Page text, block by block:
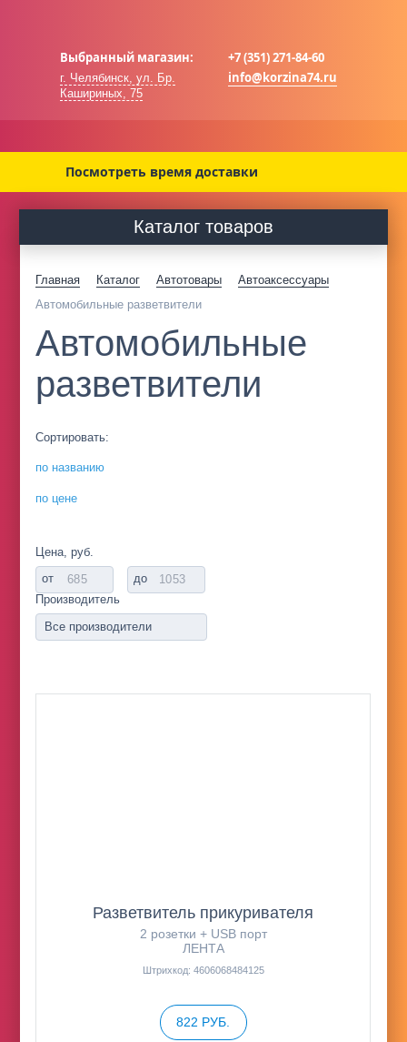
Выбранный магазин:
г. Челябинск, ул. Бр.
Кашириных, 75
+7 (351) 271-84-60
info@korzina74.ru
Посмотреть время доставки
Каталог товаров
Главная Каталог Автотовары
Автоаксессуары
Автомобильные разветвители
Автомобильные
разветвители
Сортировать:
по названию
по цене
Цена, руб.
от
до
Производитель
Все производители
Разветвитель прикуривателя
2 розетки + USB порт
ЛЕНТА
Штрихкод: 4606068484125
822 РУБ.